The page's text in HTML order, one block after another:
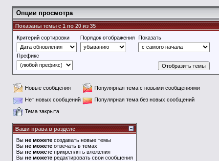
Опции просмотра
Показаны темы с 1 по 20 из 35
Критерий сортировки
Порядок отображения Показать
Префикс
Новые сообщения
Популярная тема с новыми сообщениями
Нет новых сообщений
Популярная тема без новых сообщений
Тема закрыта
Ваши права в разделе
Вы не можете создавать новые темы
Вы не можете отвечать в темах
Вы не можете прикреплять вложения
Вы не можете редактировать свои сообщения